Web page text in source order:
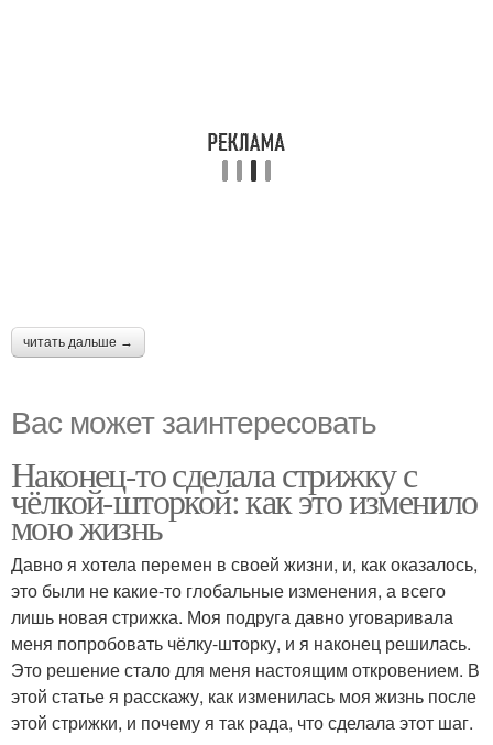
читать дальше →
Вас может заинтересовать
Наконец-то сделала стрижку с
чёлкой-шторкой: как это изменило
мою жизнь
Давно я хотела перемен в своей жизни, и, как оказалось,
это были не какие-то глобальные изменения, а всего
лишь новая стрижка. Моя подруга давно уговаривала
меня попробовать чёлку-шторку, и я наконец решилась.
Это решение стало для меня настоящим откровением. В
этой статье я расскажу, как изменилась моя жизнь после
этой стрижки, и почему я так рада, что сделала этот шаг.